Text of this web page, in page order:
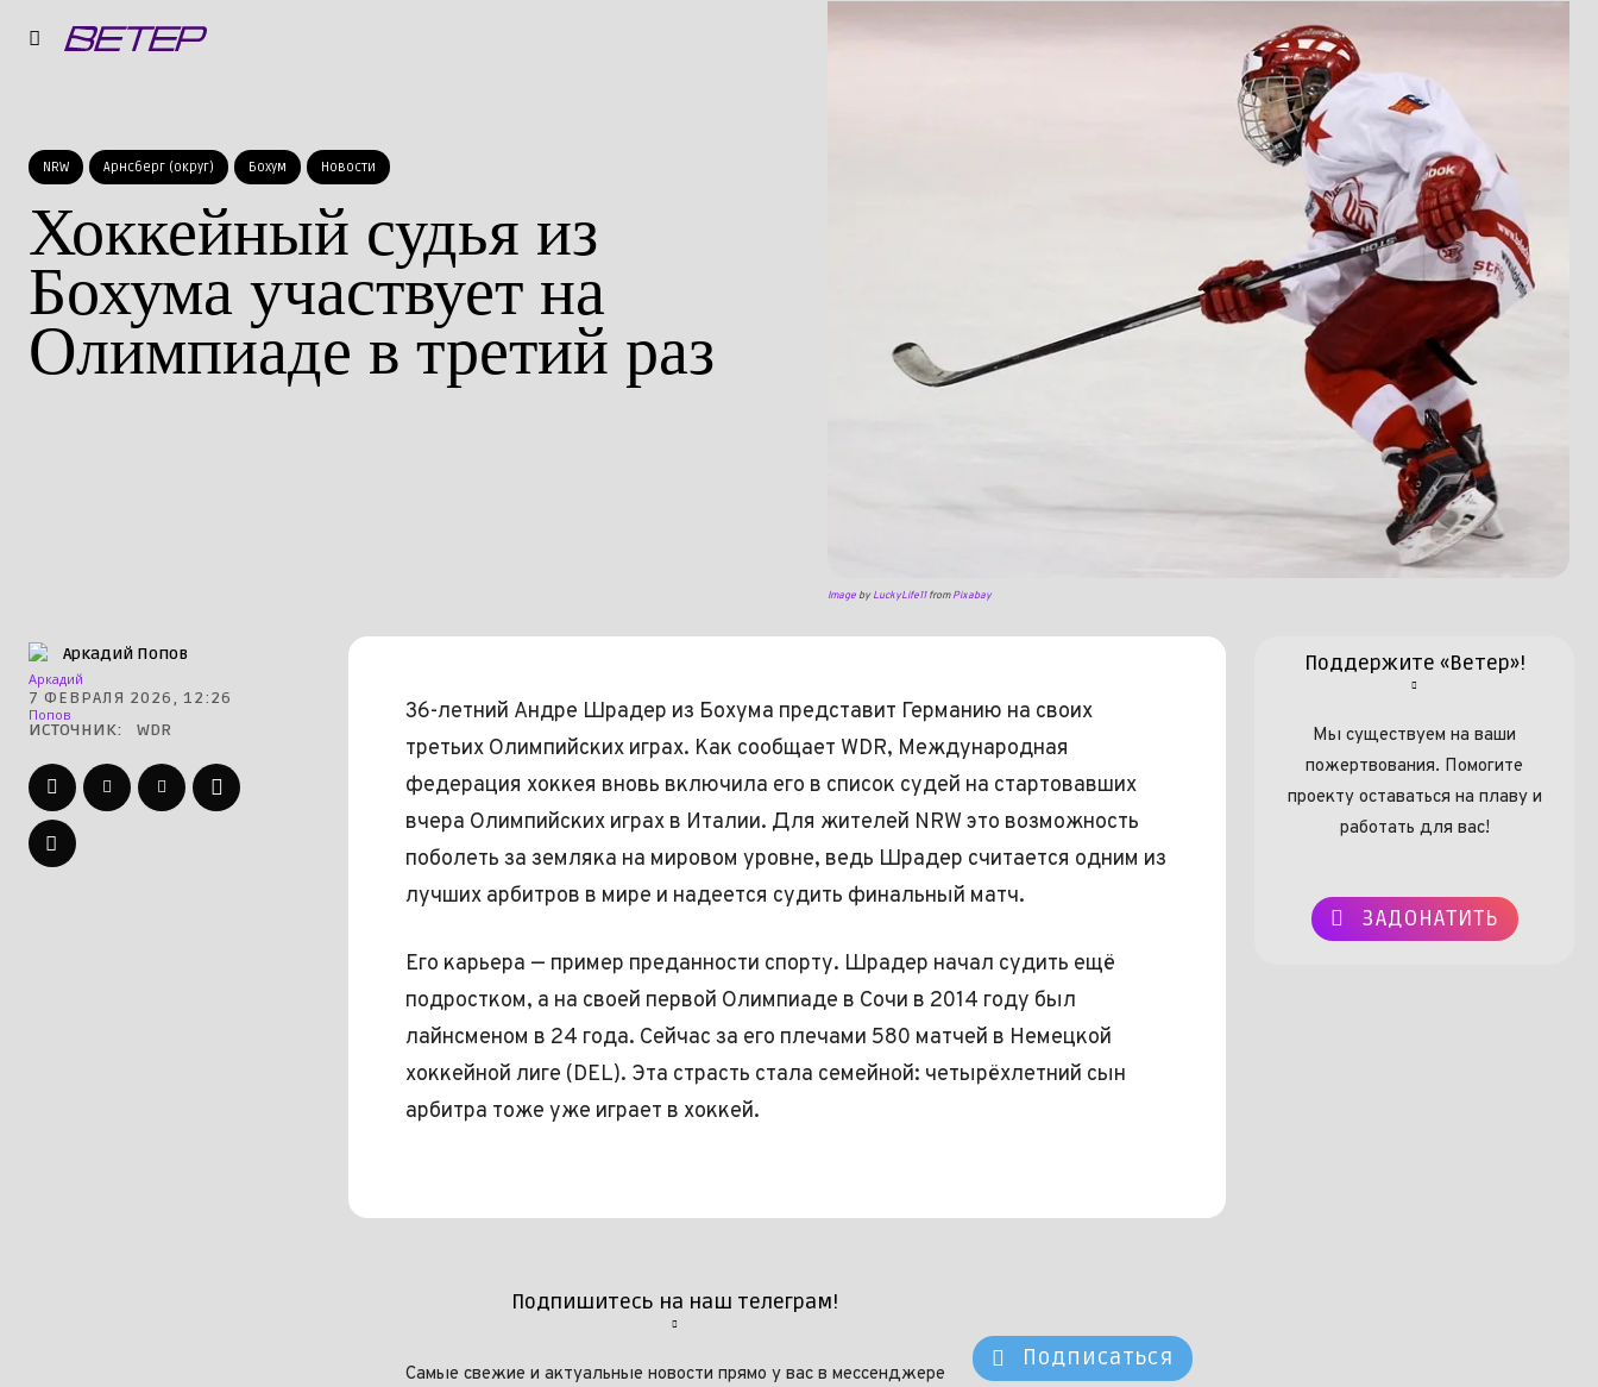
NRW Арнсберг (округ) Бохум Новости
Хоккейный судья из
Бохума участвует на
Олимпиаде в третий раз
Image byLuckyLife11fromPixabay
Аркадий Попов
7 ФЕВРАЛЯ 2026, 12:26
ИСТОЧНИК:
WDR
36-летний Андре Шрадер из Бохума представит Германию на своих
третьих Олимпийских играх. Как сообщает WDR, Международная
федерация хоккея вновь включила его в список судей на стартовавших
вчера Олимпийских играх в Италии. Для жителей NRW это возможность
поболеть за земляка на мировом уровне, ведь Шрадер считается одним из
лучших арбитров в мире и надеется судить финальный матч.
Его карьера — пример преданности спорту. Шрадер начал судить ещё
подростком, а на своей первой Олимпиаде в Сочи в 2014 году был
лайнсменом в 24 года. Сейчас за его плечами 580 матчей в Немецкой
хоккейной лиге (DEL). Эта страсть стала семейной: четырёхлетний сын
арбитра тоже уже играет в хоккей.
Поддержите «Ветер»!
Мы существуем на ваши
пожертвования. Помогите
проекту оставаться на плаву и
работать для вас!
ЗАДОНАТИТЬ
Подпишитесь на наш телеграм!
Самые свежие и актуальные новости прямо у вас в мессенджере
Подписаться